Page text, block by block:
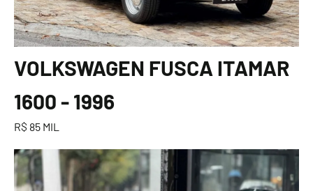
VOLKSWAGEN FUSCA ITAMAR
1600 - 1996
R$ 85 MIL